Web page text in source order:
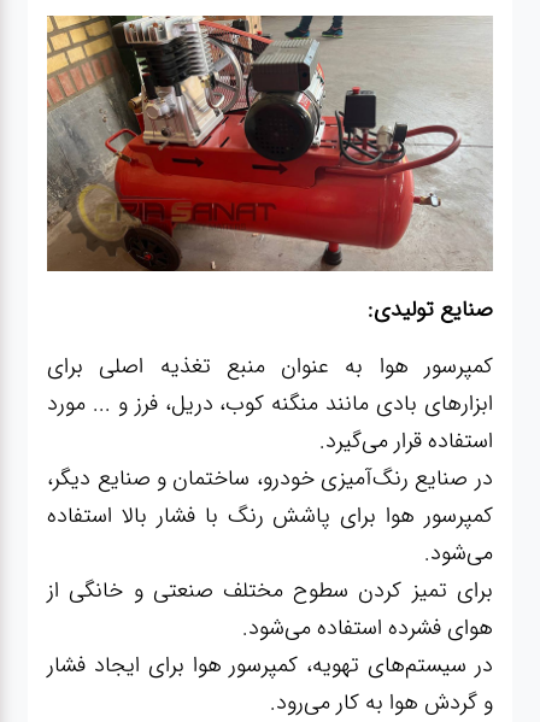
فنی
صنایع تولیدی:
کمپرسور هوا به عنوان منبع تغذیه اصلی برای
ابزارهای بادی مانند منگنه کوب، دریل، فرز و ... مورد
استفاده قرار می‌گیرد.
در صنایع رنگ‌آمیزی خودرو، ساختمان و صنایع دیگر،
کمپرسور هوا برای پاشش رنگ با فشار بالا استفاده
می‌شود.
برای تمیز کردن سطوح مختلف صنعتی و خانگی از
هوای فشرده استفاده می‌شود.
در سیستم‌های تهویه، کمپرسور هوا برای ایجاد فشار
و گردش هوا به کار می‌رود.